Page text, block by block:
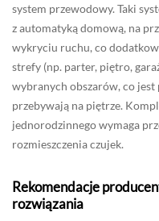
system przewodowy. Taki
z automatyką domową, na
wykryciu ruchu, co
strefy (np. parter, piętro,
wybranych obszarów, co
przebywają na piętrze.
jednorodzinnego wymaga
rozmieszczenia czujek.
Rekomendacje
rozwiązania